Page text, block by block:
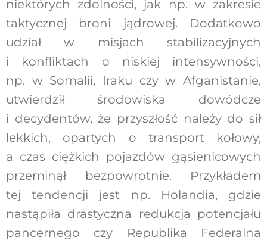
niektórych zdolności, jak np. w zakresie
taktycznej broni jądrowej. Dodatkowo
udział w misjach stabilizacyjnych
i konfliktach o niskiej intensywności,
np. w Somalii, Iraku czy w Afganistanie,
utwierdził środowiska dowódcze
i decydentów, że przyszłość należy do sił
lekkich, opartych o transport kołowy,
a czas ciężkich pojazdów gąsienicowych
przeminął bezpowrotnie. Przykładem
tej tendencji jest np. Holandia, gdzie
nastąpiła drastyczna redukcja potencjału
pancernego czy Republika Federalna